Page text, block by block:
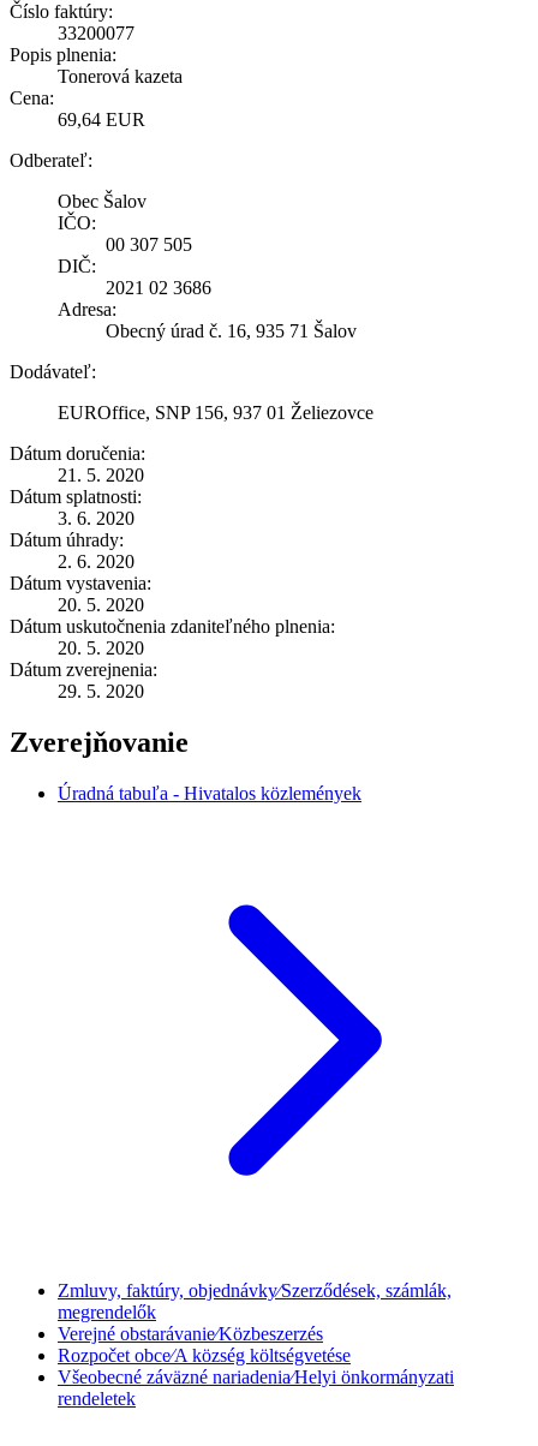
Číslo faktúry:
33200077
Popis plnenia:
Tonerová kazeta
Cena:
69,64 EUR
Odberateľ:
Obec Šalov
IČO:
00 307 505
DIČ:
2021 02 3686
Adresa:
Obecný úrad č. 16, 935 71 Šalov
Dodávateľ:
EUROffice, SNP 156, 937 01 Želiezovce
Dátum doručenia:
21. 5. 2020
Dátum splatnosti:
3. 6. 2020
Dátum úhrady:
2. 6. 2020
Dátum vystavenia:
20. 5. 2020
Dátum uskutočnenia zdaniteľného plnenia:
20. 5. 2020
Dátum zverejnenia:
29. 5. 2020
Zverejňovanie
Úradná tabuľa - Hivatalos közlemények
Zmluvy, faktúry, objednávky⁄Szerződések, számlák,
megrendelők
Verejné obstarávanie⁄Közbeszerzés
Rozpočet obce⁄A község költségvetése
Všeobecné záväzné nariadenia⁄Helyi önkormányzati
rendeletek